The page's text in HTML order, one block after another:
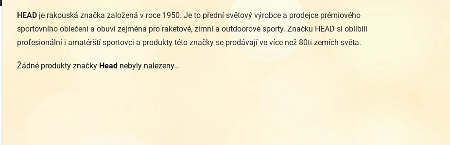
HEAD je rakouská značka založená v roce 1950. Je to přední světový výrobce a prodejce prémiového
sportovního oblečení a obuvi zejména pro raketové, zimní a outdoorové sporty. Značku HEAD si oblíbili
profesionální i amatérští sportovci a produkty této značky se prodávají ve více než 80ti zemích světa.
Žádné produkty značky Head nebyly nalezeny...